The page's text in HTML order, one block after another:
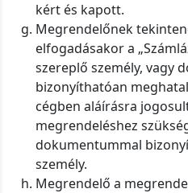
kért és kapott.
Megrendelőnek
elfogadásakor a
szereplő személy, vagy
bizonyíthatóan
cégben aláírásra
megrendeléshez
dokumentummal
személy.
Megrendelő a